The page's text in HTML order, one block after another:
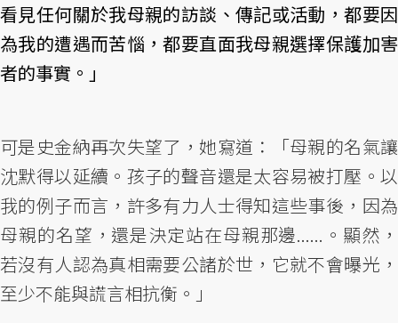
看見任何關於我母親的訪談、傳記或活動，都要因
為我的遭遇而苦惱，都要直面我母親選擇保護加害
者的事實。」
可是史金納再次失望了，她寫道：「母親的名氣讓
沈默得以延續。孩子的聲音還是太容易被打壓。以
我的例子而言，許多有力人士得知這些事後，因為
母親的名望，還是決定站在母親那邊......。顯然，
若沒有人認為真相需要公諸於世，它就不會曝光，
至少不能與謊言相抗衡。」